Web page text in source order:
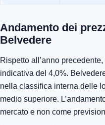
Andamento dei
Belvedere
Rispetto all’anno
indicativa del 4,0%.
nella classifica interna delle
medio superiore.
mercato e non come